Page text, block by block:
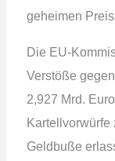
geheimen
Die EU-
Verstöße
2,927 Mrd.
Geldbuße